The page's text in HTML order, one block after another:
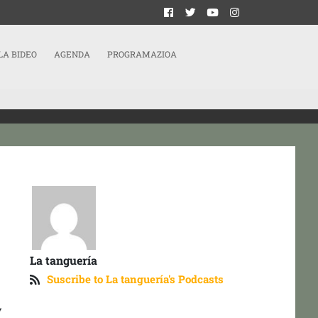
BIDEO AGENDA PROGRAMAZIOA
La tanguería
Suscribe to La tanguería's Podcasts